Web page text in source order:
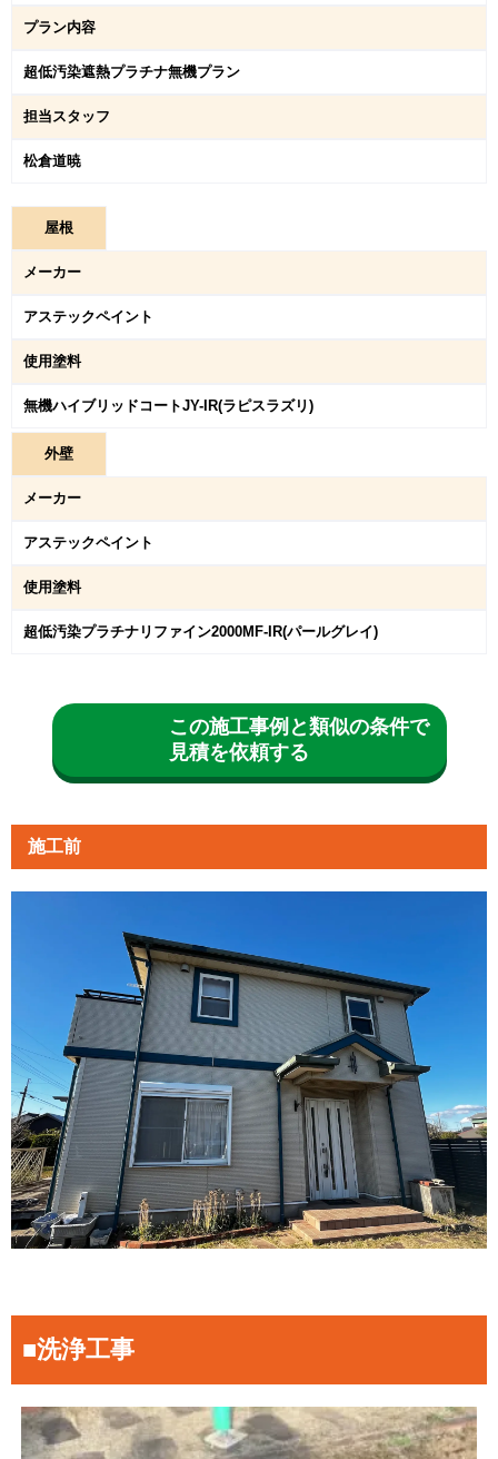
プラン内容
超低汚染遮熱プラチナ無機プラン
担当スタッフ
松倉道暁
屋根
メーカー
アステックペイント
使用塗料
無機ハイブリッドコートJY-IR(ラピスラズリ)
外壁
メーカー
アステックペイント
使用塗料
超低汚染プラチナリファイン2000MF-IR(パールグレイ)
この施工事例と類似の条件で
見積を依頼する
施工前
■洗浄工事